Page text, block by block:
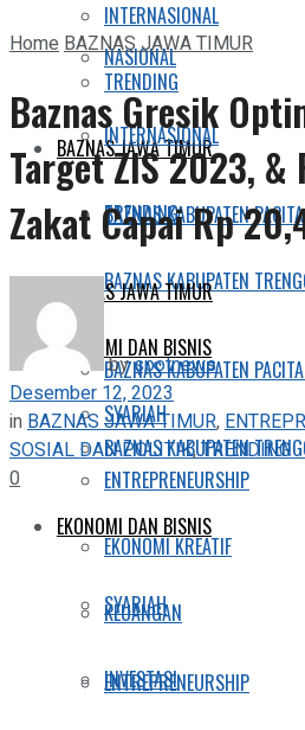
INTERNASIONAL
TRENDING
BAZNAS JAWA TIMUR
BAZNAS KABUPATEN
BAZNAS KABUPATEN
EKONOMI DAN BISNIS
SYARIAH
ENTREPRENEURSHIP
EKONOMI KREATIF
KEUANGAN
INVESTASI
NASIONAL
INTERNASIONAL
TRENDING
BAZNAS JAWA TIMUR
BAZNAS KABUPATEN
BAZNAS KABUPATEN
EKONOMI DAN BISNIS
SYARIAH
ENTREPRENEURSHIP
HomeBAZNAS JAWA TIMUR
Baznas Gresik
Target ZIS 2023, &
Zakat Capai Rp
byspotnews
Desember 12, 2023
inBAZNAS JAWA TIMUR,
SOSIAL DAN POLITIK,TRENDING
0